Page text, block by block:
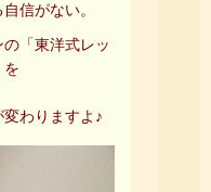
信がない。
「東洋式レッ
を
わりますよ♪